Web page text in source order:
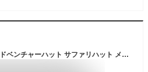
【10％OFF】チャンピオン アドベンチャーハット サファリハット メンズ Champion CHAMPION 帽子 アドベンチャーハット ハット バケツハット /187-006A ワッチ レディース メンズ 男女兼用 ユニセックス ペア アウトドア 海外旅行 ワンポイント 無地 たためるハット